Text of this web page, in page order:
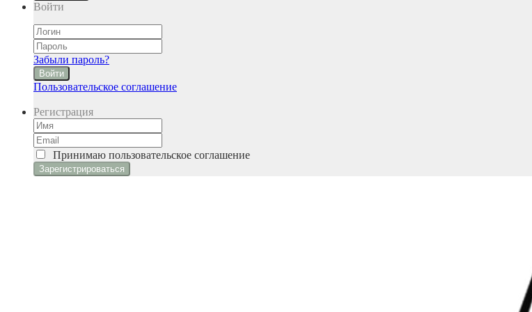
Войти
Забыли пароль?
Войти
Пользовательское соглашение
Регистрация
Принимаю пользовательское соглашение